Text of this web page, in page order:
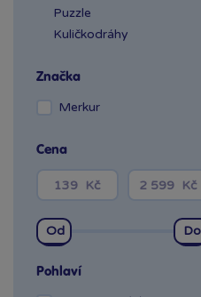
Puzzle
Kuličkodráhy
Značka
Merkur
Cena
Pohlaví